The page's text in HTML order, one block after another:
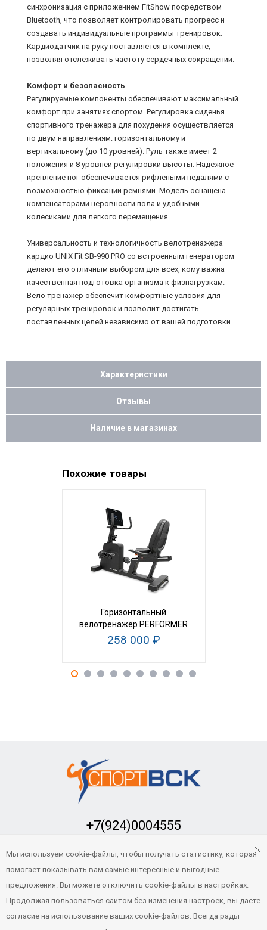
синхронизация с приложением FitShow посредством
Bluetooth, что позволяет контролировать прогресс и
создавать индивидуальные программы тренировок.
Кардиодатчик на руку поставляется в комплекте,
позволяя отслеживать частоту сердечных сокращений.
Комфорт и безопасность
Регулируемые компоненты обеспечивают максимальный
комфорт при занятиях спортом. Регулировка сиденья
спортивного тренажера для похудения осуществляется
по двум направлениям: горизонтальному и
вертикальному (до 10 уровней). Руль также имеет 2
положения и 8 уровней регулировки высоты. Надежное
крепление ног обеспечивается рифлеными педалями с
возможностью фиксации ремнями. Модель оснащена
компенсаторами неровности пола и удобными
колесиками для легкого перемещения.
Универсальность и технологичность велотренажера
кардио UNIX Fit SB-990 PRO со встроенным генератором
делают его отличным выбором для всех, кому важна
качественная подготовка организма к физнагрузкам.
Вело тренажер обеспечит комфортные условия для
регулярных тренировок и позволит достигать
поставленных целей независимо от вашей подготовки.
Характеристики
Отзывы
Наличие в магазинах
Похожие товары
Горизонтальный
велотренажёр PERFORMER
RB
258 000 ₽
+7(924)0004555
sport-vsk@mail.ru
Продвижение и сопровождение
Мы используем cookie-файлы, чтобы получать статистику, которая
помогает показывать вам самые интересные и выгодные
предложения. Вы можете отключить cookie-файлы в настройках.
Продолжая пользоваться сайтом без изменения настроек, вы даете
согласие на использование ваших cookie-файлов. Всегда рады